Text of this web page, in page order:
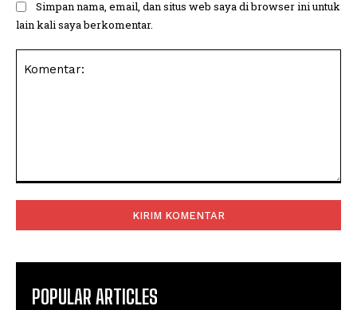
Simpan nama, email, dan situs web saya di browser ini untuk
lain kali saya berkomentar.
POPULAR ARTICLES